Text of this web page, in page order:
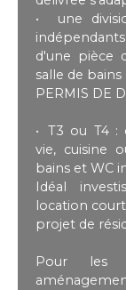
une
d'une pièce
salle de bains
PERMIS DE
T3 ou T4 :
vie, cuisine
bains et WC
Idéal
location
projet de
Pour les